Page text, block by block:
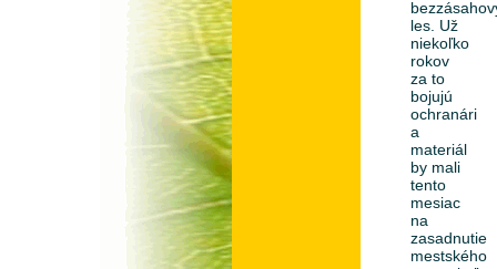
les. Už
niekoľko
rokov
za to
bojujú
ochranári
a
materiál
by mali
tento
mesiac
na
zasadnutie
mestského